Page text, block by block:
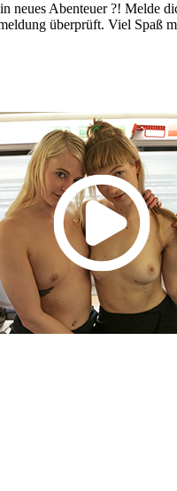
Abenteuer ?! Melde
überprüft. Viel Spaß